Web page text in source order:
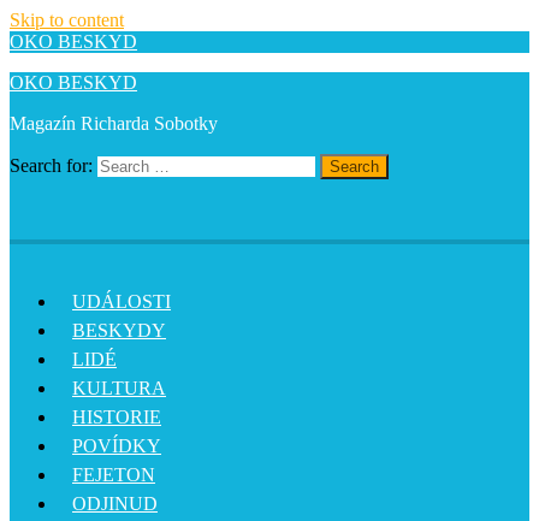
Skip to content
OKO BESKYD
OKO BESKYD
Magazín Richarda Sobotky
Search for: Search
UDÁLOSTI
BESKYDY
LIDÉ
KULTURA
HISTORIE
POVÍDKY
FEJETON
ODJINUD